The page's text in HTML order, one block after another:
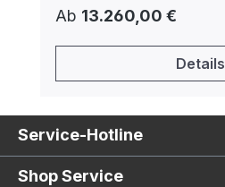
Regulärer Preis:
Ab 13.260,00 €
Details
Service-Hotline
Shop Service